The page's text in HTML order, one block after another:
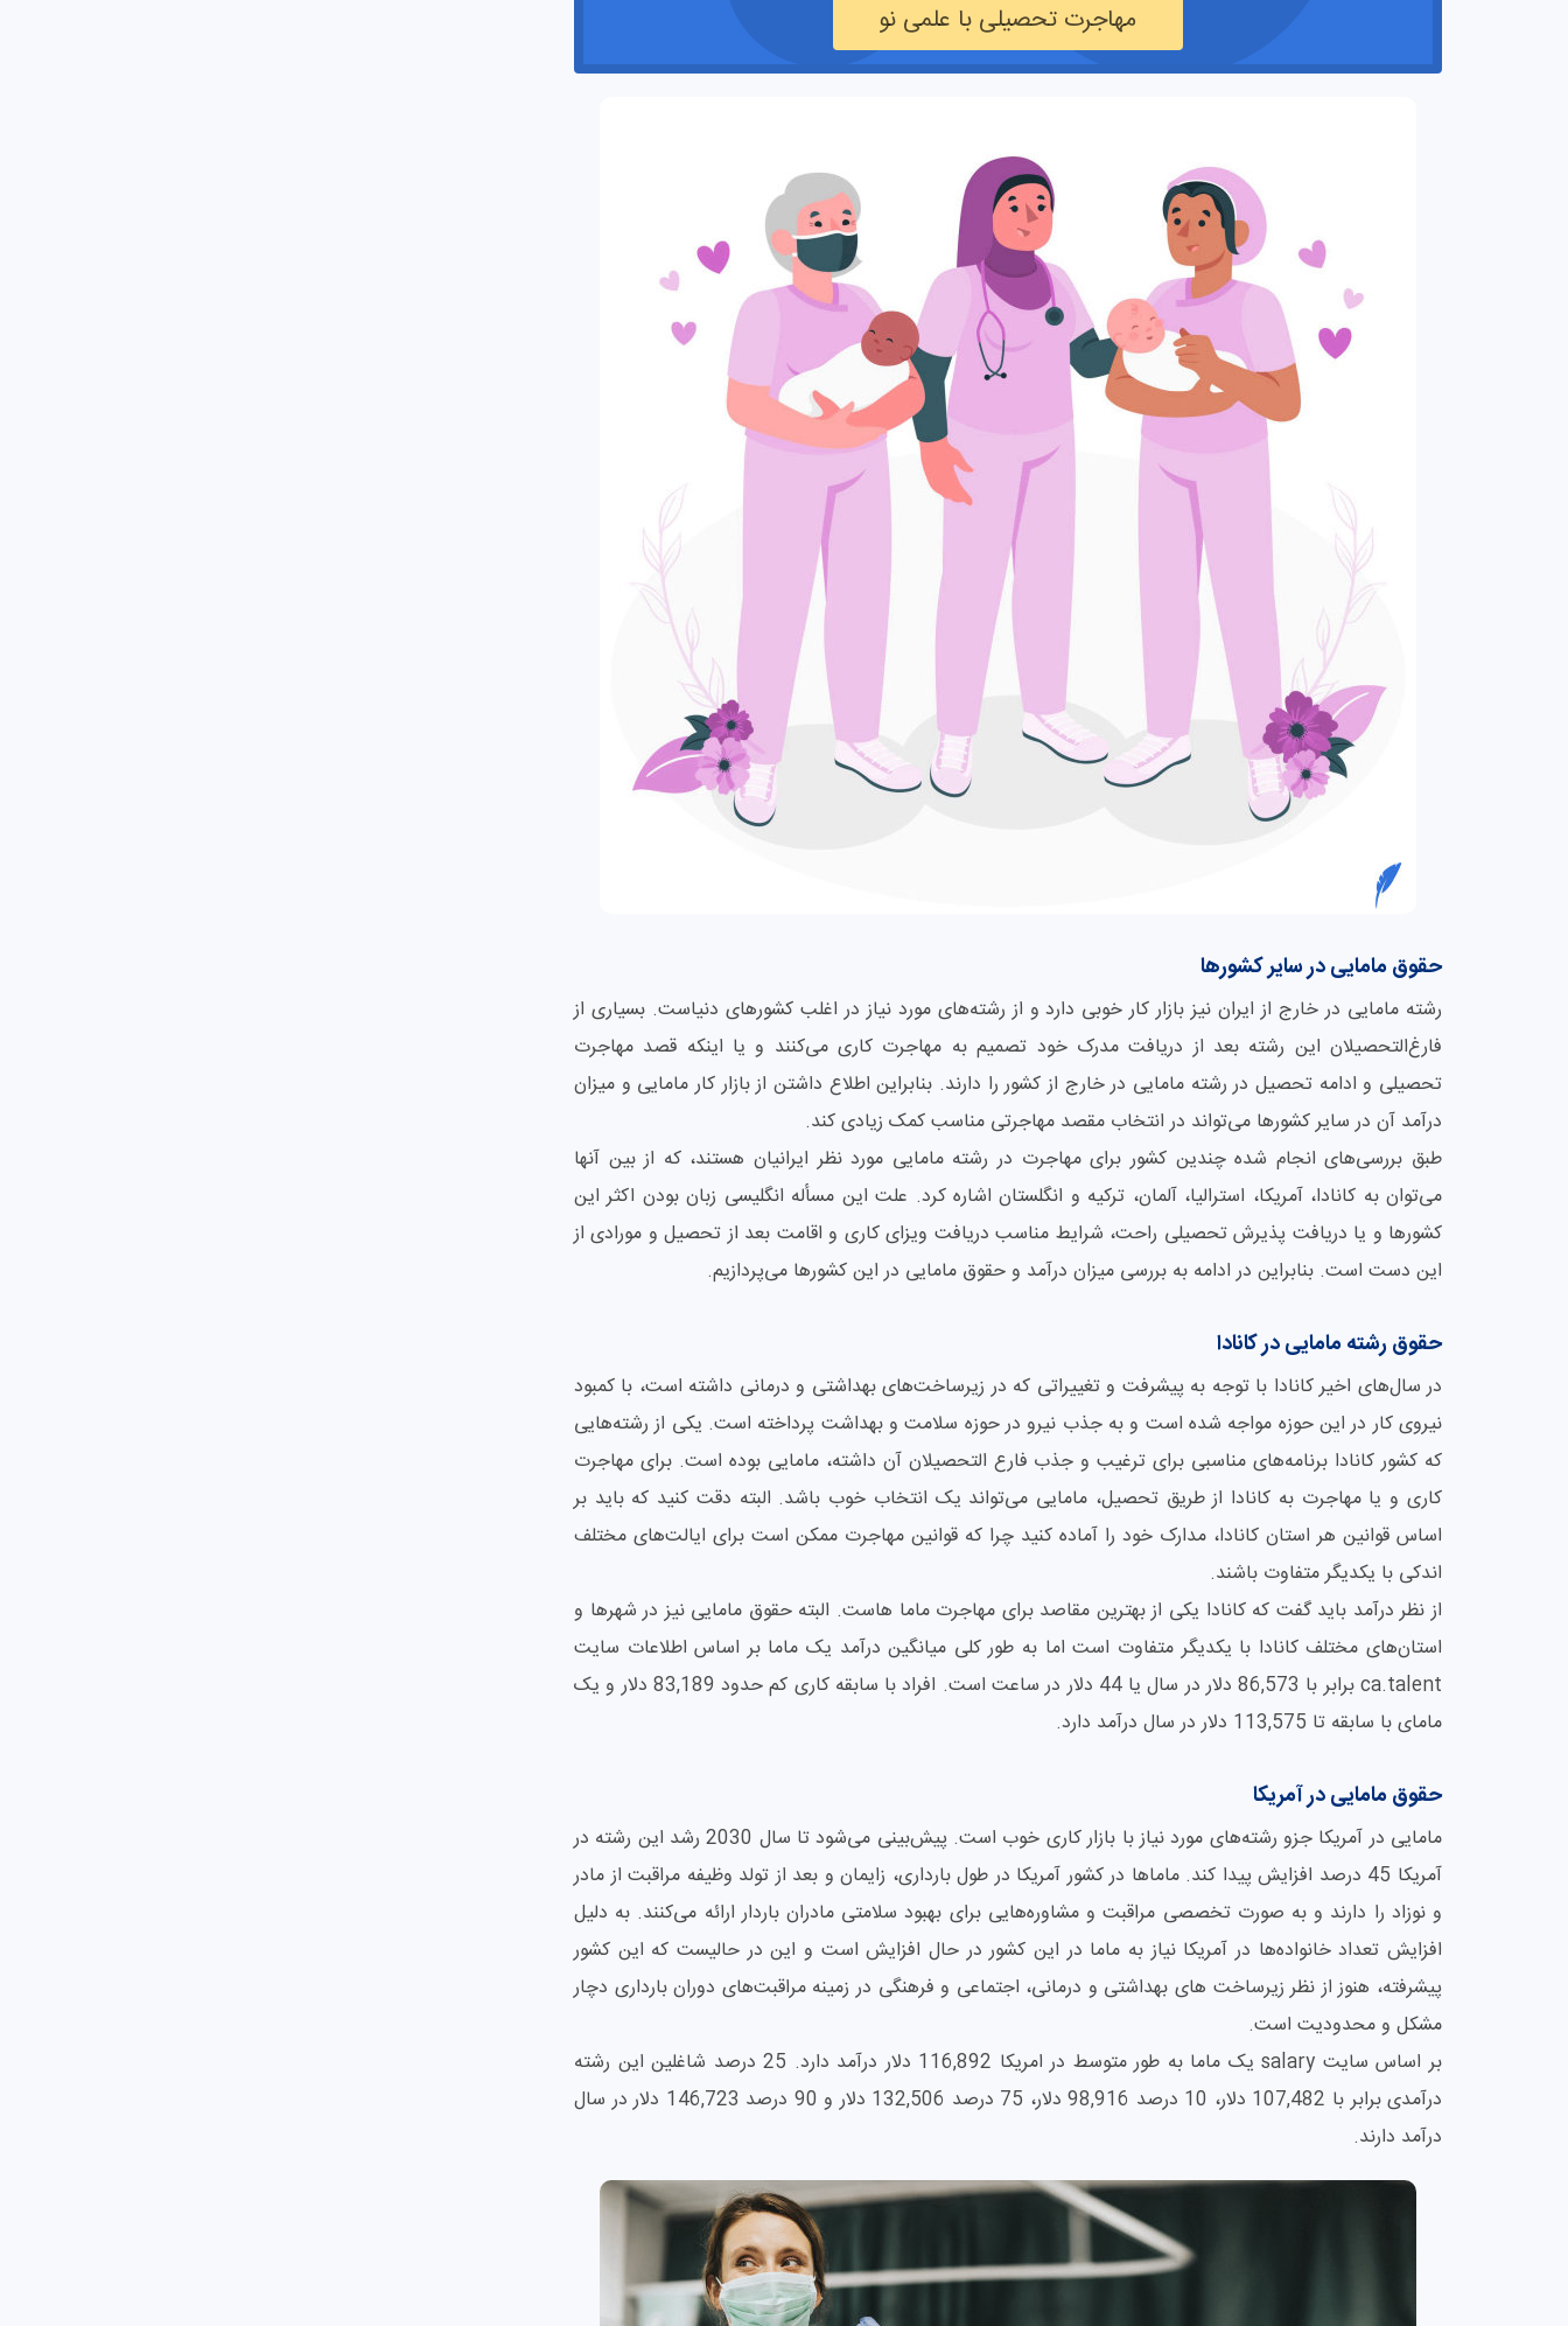
مهاجرت تحصیلی با علمی نو
حقوق مامایی در سایر کشورها
رشته مامایی در خارج از ایران نیز بازار کار خوبی دارد و از رشته‌های مورد نیاز در اغلب کشورهای دنیاست. بسیاری از
فارغ‌التحصیلان این رشته بعد از دریافت مدرک خود تصمیم به مهاجرت کاری می‌کنند و یا اینکه قصد مهاجرت
تحصیلی و ادامه تحصیل در رشته مامایی در خارج از کشور را دارند. بنابراین اطلاع داشتن از بازار کار مامایی و میزان
درآمد آن در سایر کشورها می‌تواند در انتخاب مقصد مهاجرتی مناسب کمک زیادی کند.
طبق بررسی‌های انجام شده چندین کشور برای مهاجرت در رشته مامایی مورد نظر ایرانیان هستند، که از بین آنها
می‌توان به کانادا، آمریکا، استرالیا، آلمان، ترکیه و انگلستان اشاره کرد. علت این مسأله انگلیسی زبان بودن اکثر این
کشورها و یا دریافت پذیرش تحصیلی راحت، شرایط مناسب دریافت ویزای کاری و اقامت بعد از تحصیل و مورادی از
این دست است. بنابراین در ادامه به بررسی میزان درآمد و حقوق مامایی در این کشورها می‌پردازیم.
حقوق رشته مامایی در کانادا
در سال‌های اخیر کانادا با توجه به پیشرفت‌ و تغییراتی که در زیرساخت‌های بهداشتی و درمانی داشته است، با کمبود
نیروی کار در این حوزه مواجه شده است و به جذب نیرو در حوزه سلامت و بهداشت پرداخته است. یکی از رشته‌هایی
که کشور کانادا برنامه‌های مناسبی برای ترغیب و جذب فارع التحصیلان آن داشته، مامایی بوده است. برای مهاجرت
کاری و یا مهاجرت به کانادا از طریق تحصیل، مامایی می‌تواند یک انتخاب خوب باشد. البته دقت کنید که باید بر
اساس قوانین هر استان کانادا، مدارک خود را آماده کنید چرا که قوانین مهاجرت ممکن است برای ایالت‌های مختلف
اندکی با یکدیگر متفاوت باشند.
از نظر درآمد باید گفت که کانادا یکی از بهترین مقاصد برای مهاجرت ماما هاست. البته حقوق مامایی نیز در شهرها و
استان‌های مختلف کانادا با یکدیگر متفاوت است اما به طور کلی میانگین درآمد یک ماما بر اساس اطلاعات سایت
ca.talent برابر با 86,573 دلار در سال یا 44 دلار در ساعت است. افراد با سابقه کاری کم حدود 83,189 دلار و یک
مامای با سابقه تا 113,575 دلار در سال درآمد دارد.
حقوق مامایی در آمریکا
مامایی در آمریکا جزو رشته‌های مورد نیاز با بازار کاری خوب است. پیش‌بینی می‌شود تا سال 2030 رشد این رشته در
آمریکا 45 درصد افزایش پیدا کند. ماماها در کشور آمریکا در طول بارداری، زایمان و بعد از تولد وظیفه مراقبت از مادر
و نوزاد را دارند و به صورت تخصصی مراقبت و مشاوره‌هایی برای بهبود سلامتی مادران باردار ارائه می‌کنند. به دلیل
افزایش تعداد خانواده‌ها در آمریکا نیاز به ماما در این کشور در حال افزایش است و این در حالیست که این کشور
پیشرفته، هنوز از نظر زیرساخت های بهداشتی و درمانی، اجتماعی و فرهنگی در زمینه مراقبت‌های دوران بارداری دچار
مشکل و محدودیت است.
بر اساس سایت salary یک ماما به طور متوسط در امریکا 116,892 دلار درآمد دارد. 25 درصد شاغلین این رشته
درآمدی برابر با 107,482 دلار، 10 درصد 98,916 دلار، 75 درصد 132,506 دلار و 90 درصد 146,723 دلار در سال
درآمد دارند.